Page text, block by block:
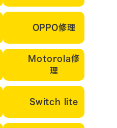
OPPO修理
Motorola修
理
Switch lite